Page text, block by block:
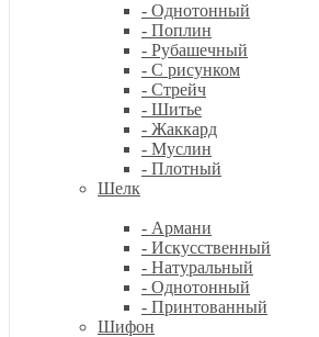
- Однотонный
- Поплин
- Рубашечный
- С рисунком
- Стрейч
- Шитье
- Жаккард
- Муслин
- Плотный
Шелк
- Армани
- Искусственный
- Натуральный
- Однотонный
- Принтованный
Шифон